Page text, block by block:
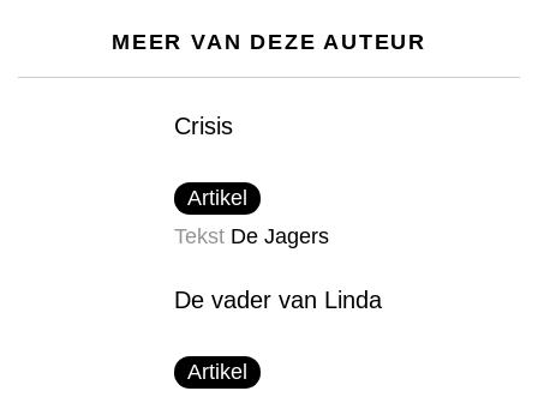
MEER VAN DEZE AUTEUR
Crisis
Artikel
Tekst De Jagers
De vader van Linda
Artikel